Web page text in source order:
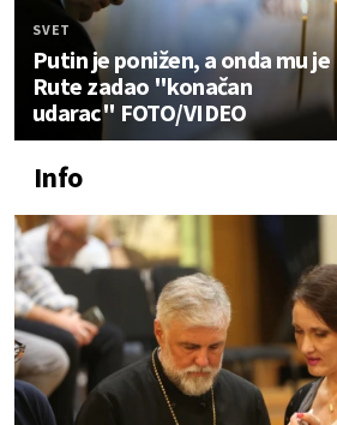
SVET
Putin je ponižen, a onda mu je
Rute zadao "konačan
udarac" FOTO/VIDEO
Info